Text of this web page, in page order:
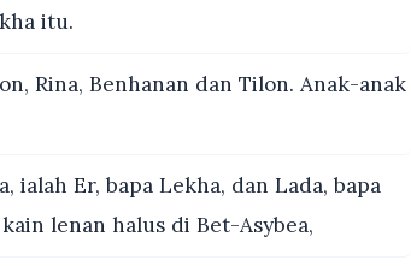
itu.
Rina, Benhanan dan Tilon. Anak-anak
ialah Er, bapa Lekha, dan Lada, bapa
lenan halus di Bet-Asybea,